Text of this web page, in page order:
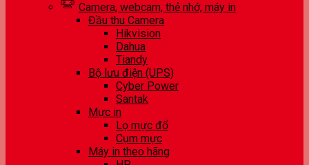
Camera, webcam, thẻ nhớ, máy in
Đầu thu Camera
Hikvision
Dahua
Tiandy
Bộ lưu điện (UPS)
Cyber Power
Santak
Mực in
Lọ mực đổ
Cụm mực
Máy in theo hãng